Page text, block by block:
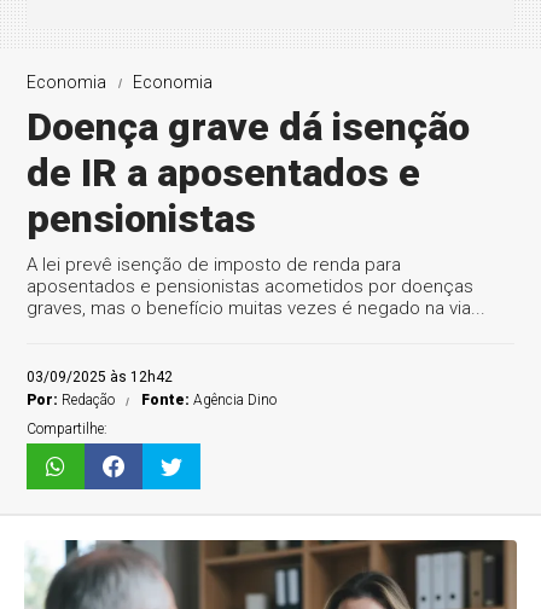
Economia Economia
Doença grave dá isenção
de IR a aposentados e
pensionistas
A lei prevê isenção de imposto de renda para
aposentados e pensionistas acometidos por doenças
graves, mas o benefício muitas vezes é negado na via...
03/09/2025 às 12h42
Por: Redação Fonte:Agência Dino
Compartilhe: